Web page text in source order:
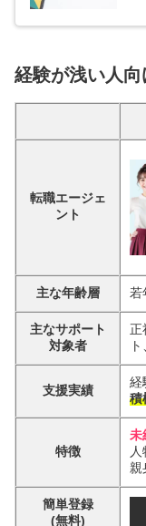
経験が浅い人
転職エージェ
ント
主な年齢層 若
主なサポート
対象者
正
支援実績
経
積
特徴
未
親
簡単登録
(無料)